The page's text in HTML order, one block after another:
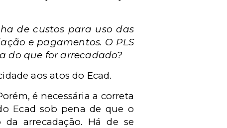
de custos para uso das
e pagamentos. O PLS
do que for arrecadado?
aos atos do Ecad.
é necessária a correta
Ecad sob pena de que o
arrecadação. Há de se